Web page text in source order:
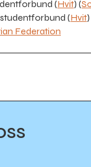
(Hvit) (
(Hvit
Federation